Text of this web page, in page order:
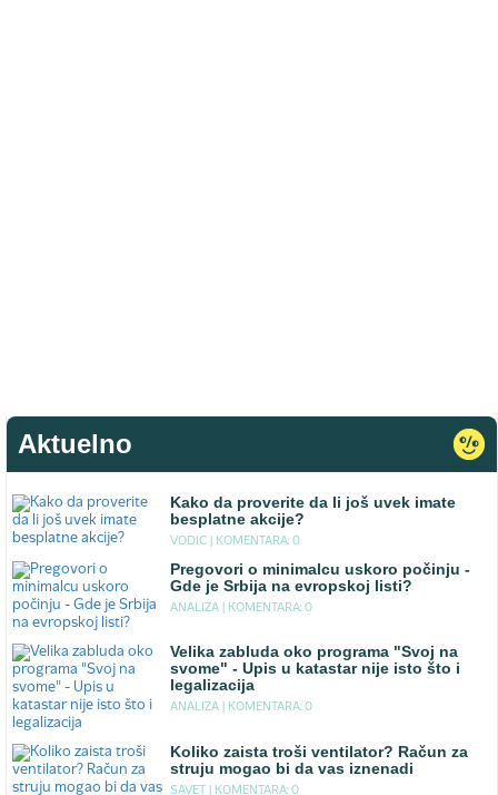
Aktuelno
Kako da proverite da li još uvek imate
besplatne akcije?
VODIC | KOMENTARA: 0
Pregovori o minimalcu uskoro počinju -
Gde je Srbija na evropskoj listi?
ANALIZA | KOMENTARA: 0
Velika zabluda oko programa "Svoj na
svome" - Upis u katastar nije isto što i
legalizacija
ANALIZA | KOMENTARA: 0
Koliko zaista troši ventilator? Račun za
struju mogao bi da vas iznenadi
SAVET | KOMENTARA: 0